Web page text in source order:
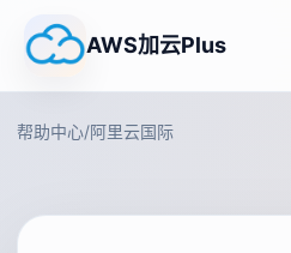
AWS加云Plus
帮助中心/阿里云国际